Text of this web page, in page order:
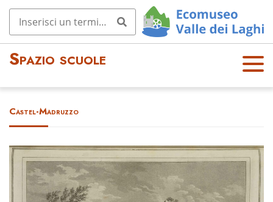
Spazio scuole
OPE
N
Castel-Madruzzo